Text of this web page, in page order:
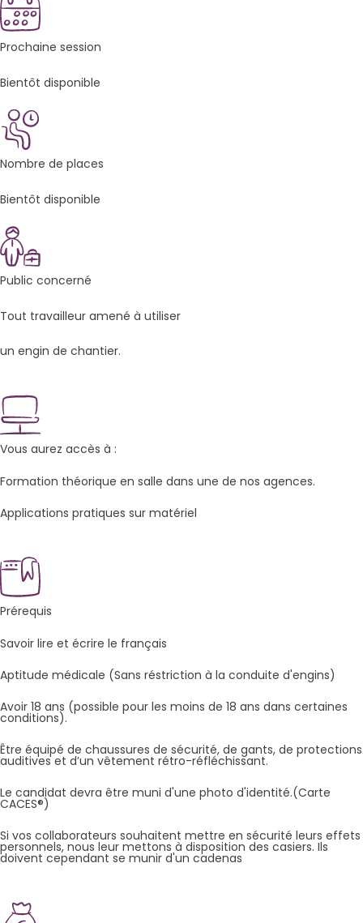
Prochaine session
Bientôt disponible
Nombre de places
Bientôt disponible
Public concerné
Tout travailleur amené à utiliser
un engin de chantier.
Vous aurez accès à :
Formation théorique en salle dans une de nos agences.
Applications pratiques sur matériel
Prérequis
Savoir lire et écrire le français
Aptitude médicale (Sans réstriction à la conduite d'engins)
Avoir 18 ans (possible pour les moins de 18 ans dans certaines
conditions).
Être équipé de chaussures de sécurité, de gants, de protections
auditives et d’un vêtement rétro-réfléchissant.
Le candidat devra être muni d'une photo d'identité.(Carte
CACES®)
Si vos collaborateurs souhaitent mettre en sécurité leurs effets
personnels, nous leur mettons à disposition des casiers. Ils
doivent cependant se munir d'un cadenas